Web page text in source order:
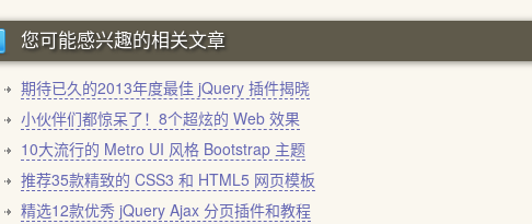
您可能感兴趣的相关文章
期待已久的2013年度最佳 jQuery 插件揭晓
小伙伴们都惊呆了！8个超炫的 Web 效果
10大流行的 Metro UI 风格 Bootstrap 主题
推荐35款精致的 CSS3 和 HTML5 网页模板
精选12款优秀 jQuery Ajax 分页插件和教程